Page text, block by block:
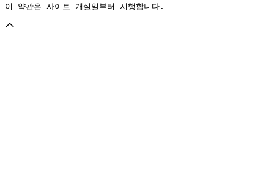
이 약관은 사이트 개설일부터 시행합니다.